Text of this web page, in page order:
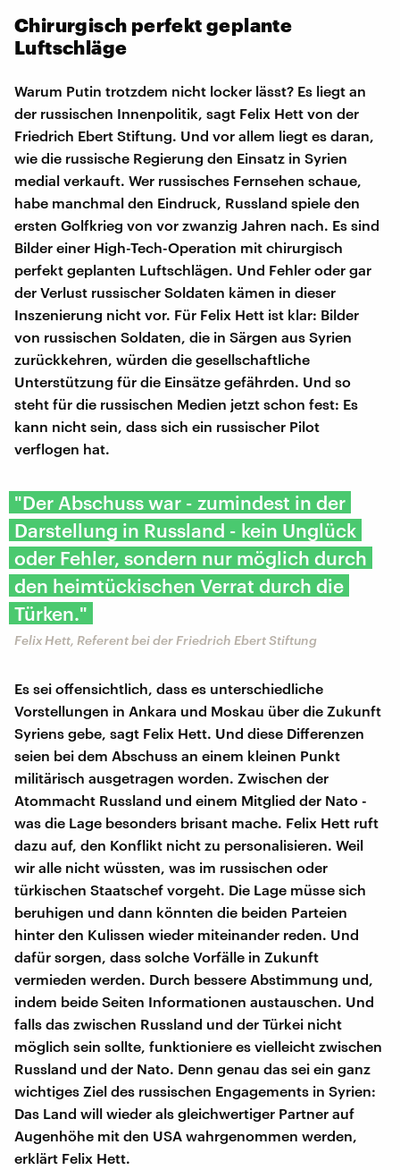
Chirurgisch perfekt geplante
Luftschläge
Warum Putin trotzdem nicht locker lässt? Es liegt an
der russischen Innenpolitik, sagt Felix Hett von der
Friedrich Ebert Stiftung. Und vor allem liegt es daran,
wie die russische Regierung den Einsatz in Syrien
medial verkauft. Wer russisches Fernsehen schaue,
habe manchmal den Eindruck, Russland spiele den
ersten Golfkrieg von vor zwanzig Jahren nach. Es sind
Bilder einer High-Tech-Operation mit chirurgisch
perfekt geplanten Luftschlägen. Und Fehler oder gar
der Verlust russischer Soldaten kämen in dieser
Inszenierung nicht vor. Für Felix Hett ist klar: Bilder
von russischen Soldaten, die in Särgen aus Syrien
zurückkehren, würden die gesellschaftliche
Unterstützung für die Einsätze gefährden. Und so
steht für die russischen Medien jetzt schon fest: Es
kann nicht sein, dass sich ein russischer Pilot
verflogen hat.
"Der Abschuss war - zumindest in der
Darstellung in Russland - kein Unglück
oder Fehler, sondern nur möglich durch
den heimtückischen Verrat durch die
Türken."
Felix Hett, Referent bei der Friedrich Ebert Stiftung
Es sei offensichtlich, dass es unterschiedliche
Vorstellungen in Ankara und Moskau über die Zukunft
Syriens gebe, sagt Felix Hett. Und diese Differenzen
seien bei dem Abschuss an einem kleinen Punkt
militärisch ausgetragen worden. Zwischen der
Atommacht Russland und einem Mitglied der Nato -
was die Lage besonders brisant mache. Felix Hett ruft
dazu auf, den Konflikt nicht zu personalisieren. Weil
wir alle nicht wüssten, was im russischen oder
türkischen Staatschef vorgeht. Die Lage müsse sich
beruhigen und dann könnten die beiden Parteien
hinter den Kulissen wieder miteinander reden. Und
dafür sorgen, dass solche Vorfälle in Zukunft
vermieden werden. Durch bessere Abstimmung und,
indem beide Seiten Informationen austauschen. Und
falls das zwischen Russland und der Türkei nicht
möglich sein sollte, funktioniere es vielleicht zwischen
Russland und der Nato. Denn genau das sei ein ganz
wichtiges Ziel des russischen Engagements in Syrien:
Das Land will wieder als gleichwertiger Partner auf
Augenhöhe mit den USA wahrgenommen werden,
erklärt Felix Hett.